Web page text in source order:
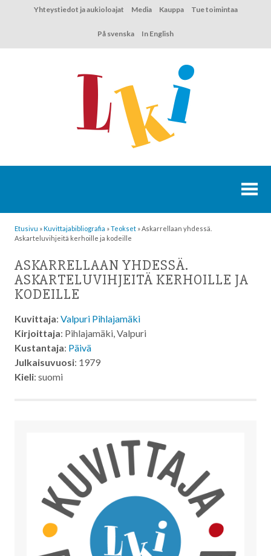
Yhteystiedot ja aukioloajat Media Kauppa Tue toimintaa
På svenska In English
Etusivu »Kuvittaja­bibliografia »Teokset » Askarrellaan yhdessä.
Askarteluvihjeitä kerhoille ja kodeille
ASKARRELLAAN YHDESSÄ.
ASKARTELUVIHJEITÄ KERHOILLE JA
KODEILLE
Kuvittaja: Valpuri Pihlajamäki
Kirjoittaja: Pihlajamäki, Valpuri
Kustantaja: Päivä
Julkaisuvuosi: 1979
Kieli: suomi